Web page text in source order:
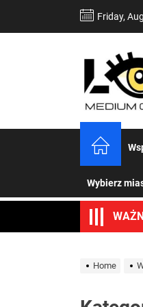
Friday,
Wybierz
Home